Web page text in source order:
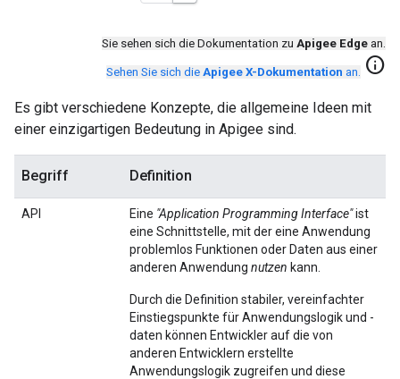
Sie sehen sich die Dokumentation zu Apigee Edge an.
Sehen Sie sich die Apigee X-Dokumentation an. info
Es gibt verschiedene Konzepte, die allgemeine Ideen mit
einer einzigartigen Bedeutung in Apigee sind.
Begriff Definition
API Eine "Application Programming Interface"ist
eine Schnittstelle, mit der eine Anwendung
problemlos Funktionen oder Daten aus einer
anderen Anwendung nutzen kann.
Durch die Definition stabiler, vereinfachter
Einstiegspunkte für Anwendungslogik und -
daten können Entwickler auf die von
anderen Entwicklern erstellte
Anwendungslogik zugreifen und diese